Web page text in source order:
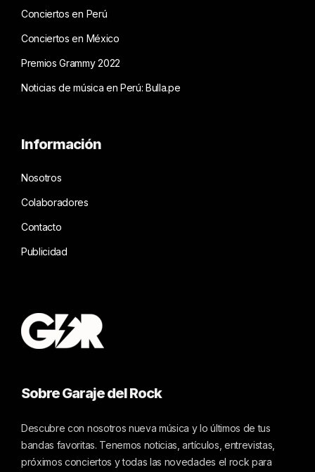
Conciertos en Perú
Conciertos en México
Premios Grammy 2022
Noticias de música en Perú: Bulla.pe
Información
Nosotros
Colaboradores
Contacto
Publicidad
Sobre Garaje del Rock
Descubre con nosotros nueva música y lo últimos de tus
bandas favoritas. Tenemos noticias, artículos, entrevistas,
próximos conciertos y todas las novedades el rock para